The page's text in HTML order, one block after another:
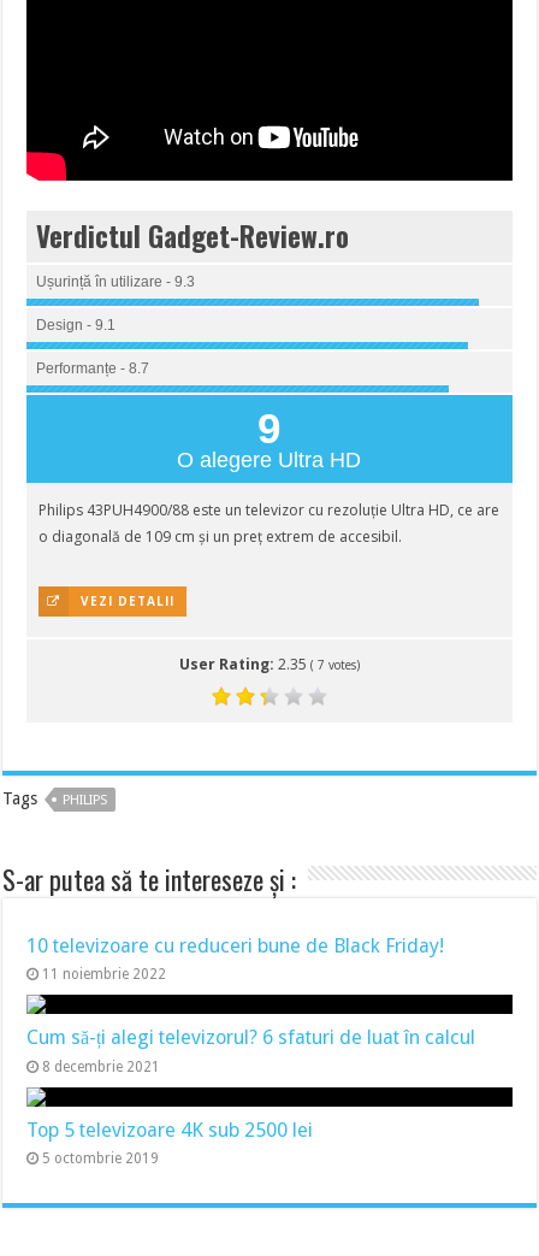
Verdictul Gadget-Review.ro
Ușurință în utilizare - 9.3
Design - 9.1
Performanțe - 8.7
9
O alegere Ultra HD
Philips 43PUH4900/88 este un televizor cu rezoluție Ultra HD, ce are
o diagonală de 109 cm și un preț extrem de accesibil.
VEZI DETALII
User Rating: 2.35 ( 7 votes)
Tags PHILIPS
S-ar putea să te intereseze și :
10 televizoare cu reduceri bune de Black Friday!
11 noiembrie 2022
Cum să-ți alegi televizorul? 6 sfaturi de luat în calcul
8 decembrie 2021
Top 5 televizoare 4K sub 2500 lei
5 octombrie 2019